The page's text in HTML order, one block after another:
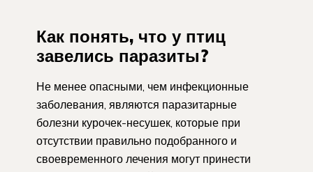
Как понять, что у птиц
завелись паразиты?
Не менее опасными, чем инфекционные
заболевания, являются паразитарные
болезни курочек-несушек, которые при
отсутствии правильно подобранного и
своевременного лечения могут принести